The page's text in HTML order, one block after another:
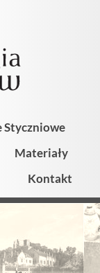
Styczniowe
Materiały
Kontakt